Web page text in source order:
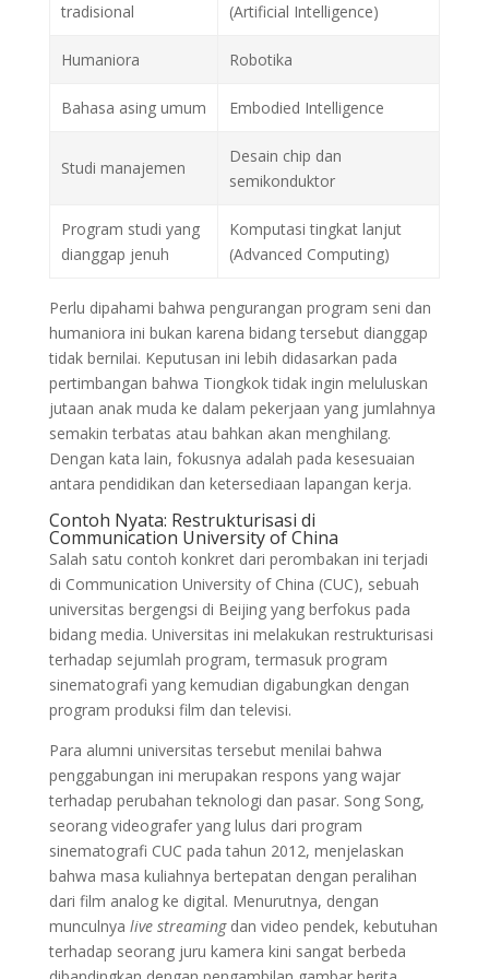
tradisional
(Artificial Intelligence)
Humaniora Robotika
Bahasa asing umum Embodied Intelligence
Studi manajemen
Desain chip dan
semikonduktor
Program studi yang
dianggap jenuh
Komputasi tingkat lanjut
(Advanced Computing)
Perlu dipahami bahwa pengurangan program seni dan
humaniora ini bukan karena bidang tersebut dianggap
tidak bernilai. Keputusan ini lebih didasarkan pada
pertimbangan bahwa Tiongkok tidak ingin meluluskan
jutaan anak muda ke dalam pekerjaan yang jumlahnya
semakin terbatas atau bahkan akan menghilang.
Dengan kata lain, fokusnya adalah pada kesesuaian
antara pendidikan dan ketersediaan lapangan kerja.
Contoh Nyata: Restrukturisasi di
Communication University of China
Salah satu contoh konkret dari perombakan ini terjadi
di Communication University of China (CUC), sebuah
universitas bergengsi di Beijing yang berfokus pada
bidang media. Universitas ini melakukan restrukturisasi
terhadap sejumlah program, termasuk program
sinematografi yang kemudian digabungkan dengan
program produksi film dan televisi.
Para alumni universitas tersebut menilai bahwa
penggabungan ini merupakan respons yang wajar
terhadap perubahan teknologi dan pasar. Song Song,
seorang videografer yang lulus dari program
sinematografi CUC pada tahun 2012, menjelaskan
bahwa masa kuliahnya bertepatan dengan peralihan
dari film analog ke digital. Menurutnya, dengan
munculnya live streamingdan video pendek, kebutuhan
terhadap seorang juru kamera kini sangat berbeda